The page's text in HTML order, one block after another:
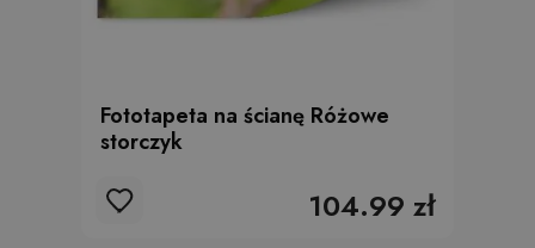
Fototapeta na ścianę Różowe
storczyk
104.99 zł